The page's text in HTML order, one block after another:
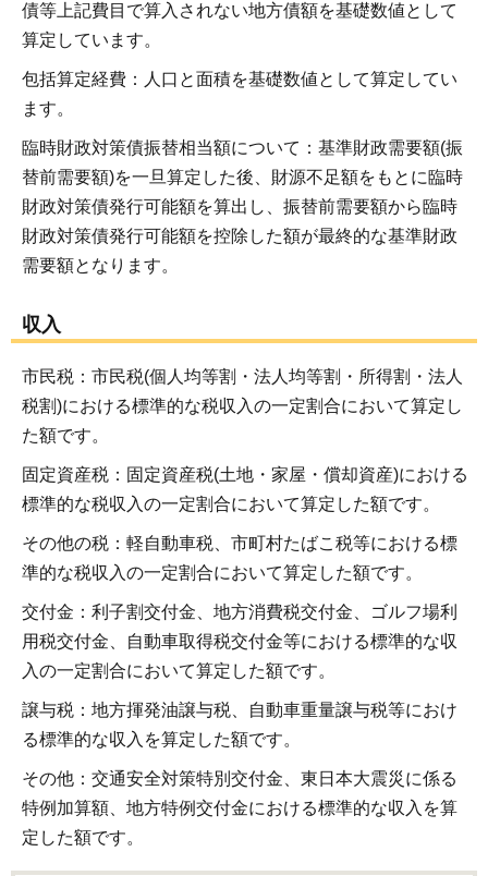
債等上記費目で算入されない地方債額を基礎数値として
算定しています。
包括算定経費：人口と面積を基礎数値として算定してい
ます。
臨時財政対策債振替相当額について：基準財政需要額(振
替前需要額)を一旦算定した後、財源不足額をもとに臨時
財政対策債発行可能額を算出し、振替前需要額から臨時
財政対策債発行可能額を控除した額が最終的な基準財政
需要額となります。
収入
市民税：市民税(個人均等割・法人均等割・所得割・法人
税割)における標準的な税収入の一定割合において算定し
た額です。
固定資産税：固定資産税(土地・家屋・償却資産)における
標準的な税収入の一定割合において算定した額です。
その他の税：軽自動車税、市町村たばこ税等における標
準的な税収入の一定割合において算定した額です。
交付金：利子割交付金、地方消費税交付金、ゴルフ場利
用税交付金、自動車取得税交付金等における標準的な収
入の一定割合において算定した額です。
譲与税：地方揮発油譲与税、自動車重量譲与税等におけ
る標準的な収入を算定した額です。
その他：交通安全対策特別交付金、東日本大震災に係る
特例加算額、地方特例交付金における標準的な収入を算
定した額です。